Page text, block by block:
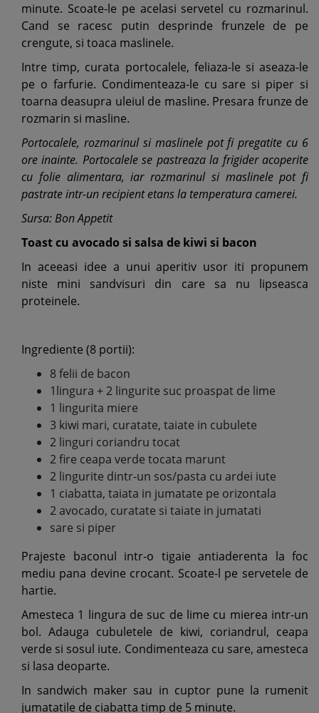
minute. Scoate-le pe acelasi servetel cu rozmarinul.
Cand se racesc putin desprinde frunzele de pe
crengute, si toaca maslinele.
Intre timp, curata portocalele, feliaza-le si aseaza-le
pe o farfurie. Condimenteaza-le cu sare si piper si
toarna deasupra uleiul de masline. Presara frunze de
rozmarin si masline.
Portocalele, rozmarinul si maslinele pot fi pregatite cu 6
ore inainte. Portocalele se pastreaza la frigider acoperite
cu folie alimentara, iar rozmarinul si maslinele pot fi
pastrate intr-un recipient etans la temperatura camerei.
Sursa: Bon Appetit
Toast cu avocado si salsa de kiwi si bacon
In aceeasi idee a unui aperitiv usor iti propunem
niste mini sandvisuri din care sa nu lipseasca
proteinele.
Ingrediente (8 portii):
8 felii de bacon
1lingura + 2 lingurite suc proaspat de lime
1 lingurita miere
3 kiwi mari, curatate, taiate in cubulete
2 linguri coriandru tocat
2 fire ceapa verde tocata marunt
2 lingurite dintr-un sos/pasta cu ardei iute
1 ciabatta, taiata in jumatate pe orizontala
2 avocado, curatate si taiate in jumatati
sare si piper
Prajeste baconul intr-o tigaie antiaderenta la foc
mediu pana devine crocant. Scoate-l pe servetele de
hartie.
Amesteca 1 lingura de suc de lime cu mierea intr-un
bol. Adauga cubuletele de kiwi, coriandrul, ceapa
verde si sosul iute. Condimenteaza cu sare, amesteca
si lasa deoparte.
In sandwich maker sau in cuptor pune la rumenit
jumatatile de ciabatta timp de 5 minute.